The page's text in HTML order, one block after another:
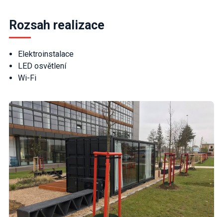
Rozsah realizace
Elektroinstalace
LED osvětlení
Wi-Fi